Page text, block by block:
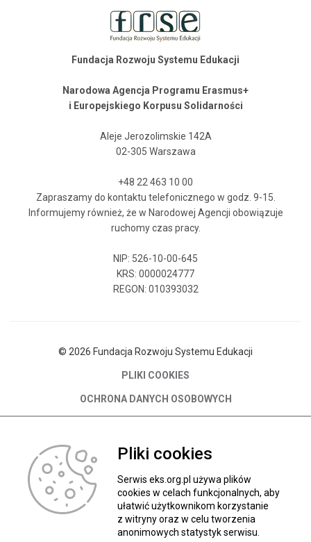
Fundacja Rozwoju Systemu Edukacji
Narodowa Agencja Programu Erasmus+
i Europejskiego Korpusu Solidarności
Aleje Jerozolimskie 142A
02-305 Warszawa
+48 22 463 10 00
Zapraszamy do kontaktu telefonicznego w godz. 9-15.
Informujemy również, że w Narodowej Agencji obowiązuje
ruchomy czas pracy.
NIP: 526-10-00-645
KRS: 0000024777
REGON: 010393032
© 2026 Fundacja Rozwoju Systemu Edukacji
PLIKI COOKIES
OCHRONA DANYCH OSOBOWYCH
O Fundacji
Kontakt
BIP
Pliki cookies
Serwis eks.org.pl używa plików
cookies w celach funkcjonalnych, aby
ułatwić użytkownikom korzystanie
z witryny oraz w celu tworzenia
anonimowych statystyk serwisu.